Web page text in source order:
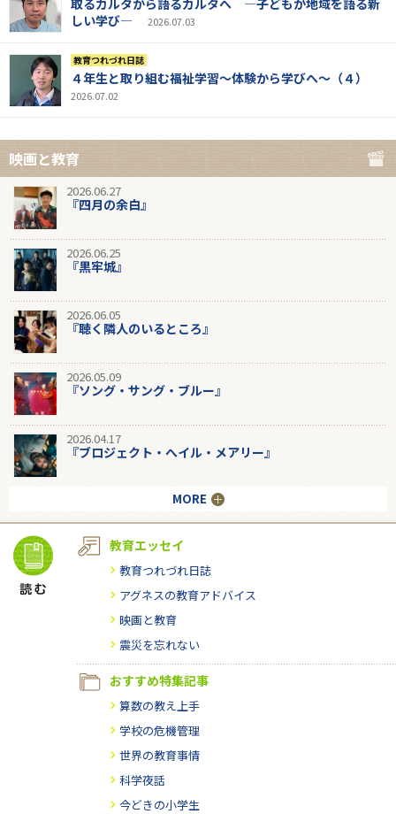
しい学び―
2026.07.03
教育つれづれ日誌
４年生と取り組む福祉学習～体験から学びへ～（４）
2026.07.02
映画と教育
2026.06.27
『四月の余白』
2026.06.25
『黒牢城』
2026.06.05
『聴く隣人のいるところ』
2026.05.09
『ソング・サング・ブルー』
2026.04.17
『ブロジェクト・へイル・メアリー』
MORE
教育エッセイ
教育つれづれ日誌
アグネスの教育アドバイス
映画と教育
震災を忘れない
おすすめ特集記事
算数の教え上手
学校の危機管理
世界の教育事情
科学夜話
今どきの小学生